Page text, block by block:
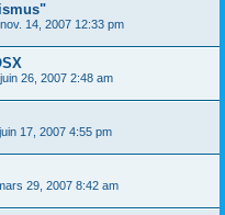
14, 2007 12:33 pm
26, 2007 2:48 am
17, 2007 4:55 pm
29, 2007 8:42 am